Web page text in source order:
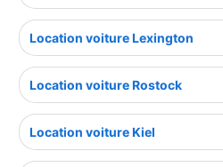
Location voiture Lexington
Location voiture Rostock
Location voiture Kiel